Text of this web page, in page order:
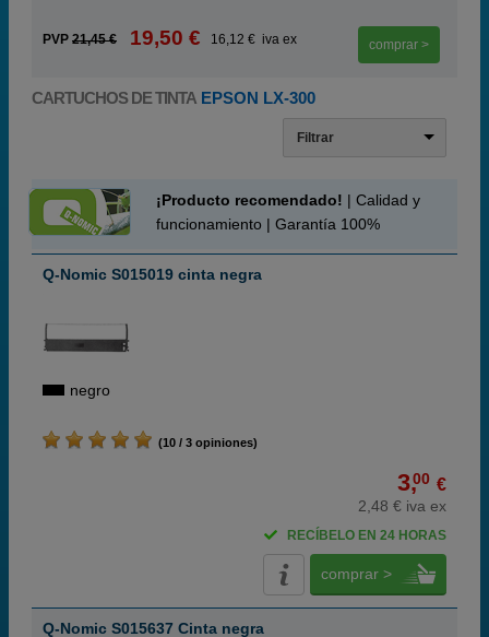
PVP 21,45 € 19,50 € 16,12 € iva ex comprar >
CARTUCHOS DE TINTA EPSON LX-300
Filtrar
¡Producto recomendado! | Calidad y
funcionamiento | Garantía 100%
Q-Nomic S015019 cinta negra
negro
(10 / 3 opiniones)
3,00 €
2,48 € iva ex
RECÍBELO EN 24 HORAS
comprar >
Q-Nomic S015637 Cinta negra